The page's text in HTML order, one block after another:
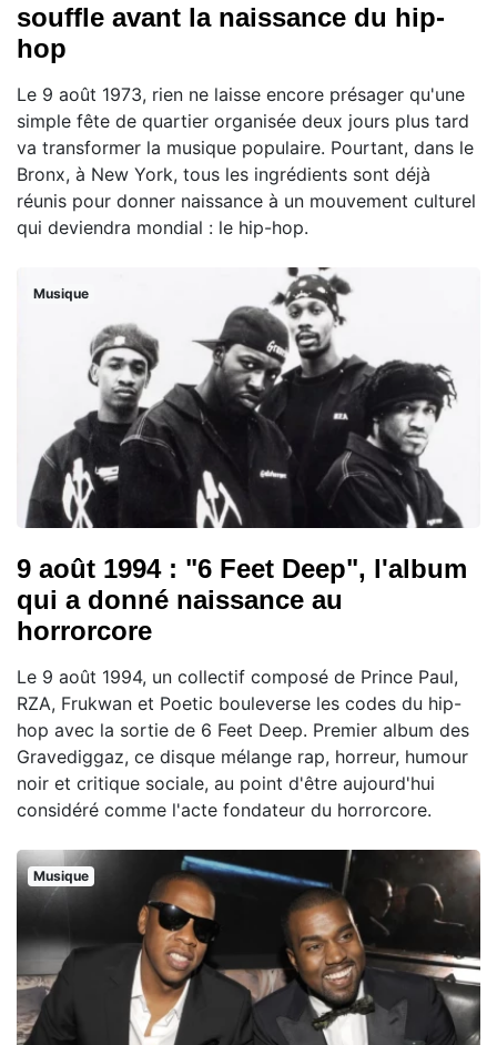
souffle avant la naissance du hip-
hop
Le 9 août 1973, rien ne laisse encore présager qu'une
simple fête de quartier organisée deux jours plus tard
va transformer la musique populaire. Pourtant, dans le
Bronx, à New York, tous les ingrédients sont déjà
réunis pour donner naissance à un mouvement culturel
qui deviendra mondial : le hip-hop.
Musique
9 août 1994 : "6 Feet Deep", l'album
qui a donné naissance au
horrorcore
Le 9 août 1994, un collectif composé de Prince Paul,
RZA, Frukwan et Poetic bouleverse les codes du hip-
hop avec la sortie de 6 Feet Deep. Premier album des
Gravediggaz, ce disque mélange rap, horreur, humour
noir et critique sociale, au point d'être aujourd'hui
considéré comme l'acte fondateur du horrorcore.
Musique